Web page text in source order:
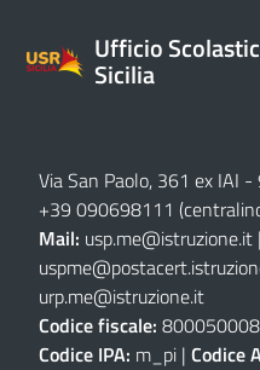
Ufficio
Sicilia
Via San Paolo, 361 ex IAI
+39 090698111
Mail: usp.me@istruzione.it |
urp.me@istruzione.it
Codice fiscale:
Codice IPA: m_pi | Codice